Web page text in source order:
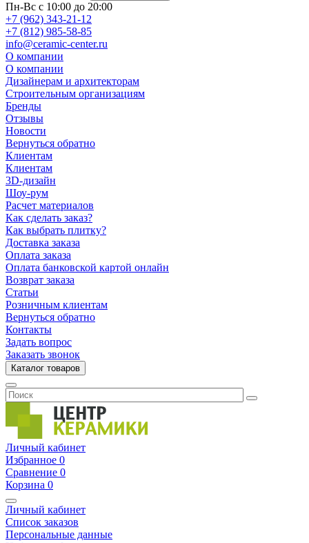
Пн-Вс с 10:00 до 20:00
+7 (962) 343-21-12
+7 (812) 985-58-85
info@ceramic-center.ru
О компании
О компании
Дизайнерам и архитекторам
Строительным организациям
Бренды
Отзывы
Новости
Вернуться обратно
Клиентам
Клиентам
3D-дизайн
Шоу-рум
Расчет материалов
Как сделать заказ?
Как выбрать плитку?
Доставка заказа
Оплата заказа
Оплата банковской картой онлайн
Возврат заказа
Статьи
Розничным клиентам
Вернуться обратно
Контакты
Задать вопрос
Заказать звонок
Каталог товаров
Личный кабинет
Избранное 0
Сравнение 0
Корзина 0
Личный кабинет
Список заказов
Персональные данные